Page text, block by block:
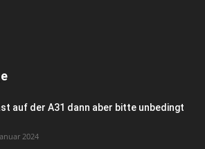
auf der A31 dann aber bitte unbedingt
2024